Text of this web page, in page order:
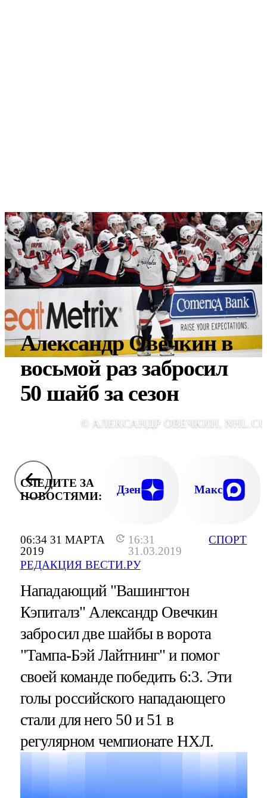
06:34 31 МАРТА
2019
16:31
31.03.2019
РЕДАКЦИЯ ВЕСТИ.РУ
СПОРТ
Александр Овечкин в
восьмой раз забросил
50 шайб за сезон
© АЛЕКСАНДР ОВЕЧКИН,
СЛЕДИТЕ ЗА
НОВОСТЯМИ:
Дзен Макс
Нападающий "Вашингтон
Кэпиталз" Александр Овечкин
забросил две шайбы в ворота
"Тампа-Бэй Лайтнинг" и помог
своей команде победить 6:3. Эти
голы российского нападающего
стали для него 50 и 51 в
регулярном чемпионате НХЛ.